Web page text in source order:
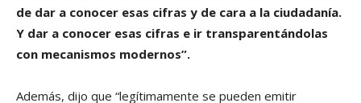
de dar a conocer esas cifras y de cara a la ciudadanía.
Y dar a conocer esas cifras e ir transparentándolas
con mecanismos modernos”.
Además, dijo que “legítimamente se pueden emitir